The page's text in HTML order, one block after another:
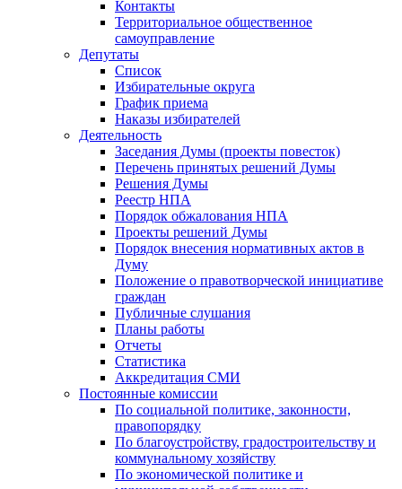
Контакты
Территориальное общественное
самоуправление
Депутаты
Список
Избирательные округа
График приема
Наказы избирателей
Деятельность
Заседания Думы (проекты повесток)
Перечень принятых решений Думы
Решения Думы
Реестр НПА
Порядок обжалования НПА
Проекты решений Думы
Порядок внесения нормативных актов в
Думу
Положение о правотворческой инициативе
граждан
Публичные слушания
Планы работы
Отчеты
Статистика
Аккредитация СМИ
Постоянные комиссии
По социальной политике, законности,
правопорядку
По благоустройству, градостроительству и
коммунальному хозяйству
По экономической политике и